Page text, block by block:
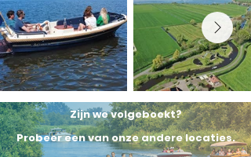
Zijn we volgeboekt?
Probeer een van onze andere locaties.